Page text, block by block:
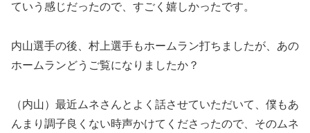
ていう感じだったので、すごく嬉しかったです。
内山選手の後、村上選手もホームラン打ちましたが、あの
ホームランどうご覧になりましたか？
（内山）最近ムネさんとよく話させていただいて、僕もあ
んまり調子良くない時声かけてくださったので、そのムネ